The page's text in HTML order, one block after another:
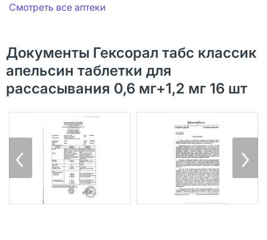
Смотреть все аптеки
Документы Гексорал табс классик
апельсин таблетки для
рассасывания 0,6 мг+1,2 мг 16 шт